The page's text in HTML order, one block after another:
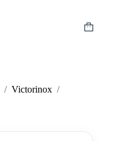
Shopping
/ Victorinox /